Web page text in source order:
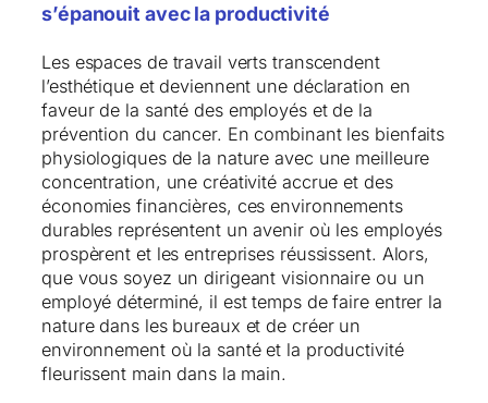
s’épanouit avec la productivité
Les espaces de travail verts transcendent
l’esthétique et deviennent une déclaration en
faveur de la santé des employés et de la
prévention du cancer. En combinant les bienfaits
physiologiques de la nature avec une meilleure
concentration, une créativité accrue et des
économies financières, ces environnements
durables représentent un avenir où les employés
prospèrent et les entreprises réussissent. Alors,
que vous soyez un dirigeant visionnaire ou un
employé déterminé, il est temps de faire entrer la
nature dans les bureaux et de créer un
environnement où la santé et la productivité
fleurissent main dans la main.